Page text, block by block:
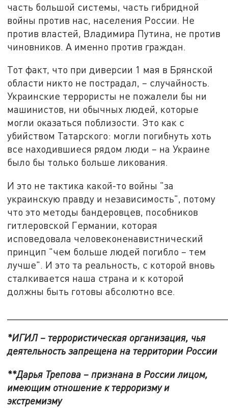
часть большой системы, часть гибридной
войны против нас, населения России. Не
против властей, Владимира Путина, не против
чиновников. А именно против граждан.
Тот факт, что при диверсии 1 мая в Брянской
области никто не пострадал, – случайность.
Украинские террористы не пожалели бы ни
машинистов, ни обычных людей, которые
могли оказаться поблизости. Это как с
убийством Татарского: могли погибнуть хоть
все находившиеся рядом люди – на Украине
было бы только больше ликования.
И это не тактика какой-то войны "за
украинскую правду и независимость", потому
что это методы бандеровцев, пособников
гитлеровской Германии, которая
исповедовала человеконенавистнический
принцип "чем больше людей погибло – тем
лучше". И это та реальность, с которой вновь
сталкивается наша страна и к которой
должны быть готовы абсолютно все.
*ИГИЛ – террористическая организация, чья
деятельность запрещена на территории России
**Дарья Трепова – признана в России лицом,
имеющим отношение к терроризму и
экстремизму